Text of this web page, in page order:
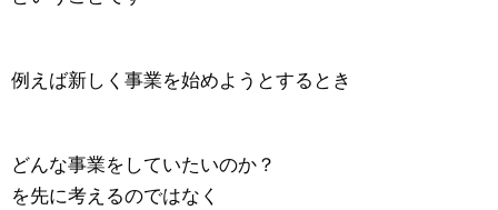
例えば新しく事業を始めようとするとき
どんな事業をしていたいのか？
を先に考えるのではなく